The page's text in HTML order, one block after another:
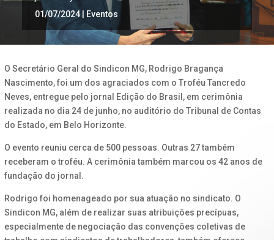
01/07/2024| Eventos
O Secretário Geral do Sindicon MG, Rodrigo Bragança
Nascimento, foi um dos agraciados com o Troféu Tancredo
Neves, entregue pelo jornal Edição do Brasil, em cerimônia
realizada no dia 24 de junho, no auditório do Tribunal de Contas
do Estado, em Belo Horizonte.
O evento reuniu cerca de 500 pessoas. Outras 27 também
receberam o troféu. A cerimônia também marcou os 42 anos de
fundação do jornal.
Rodrigo foi homenageado por sua atuação no sindicato. O
Sindicon MG, além de realizar suas atribuições precípuas,
especialmente de negociação das convenções coletivas de